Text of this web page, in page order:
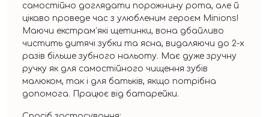
самостійно доглядати порожнину рота, але й
цікаво проведе час з улюбленим героєм Minions!
Маючи екстрам’які щетинки, вона дбайливо
чистить дитячі зубки та ясна, видаляючи до 2-х
разів більше зубного нальоту. Має дуже зручну
ручку як для самостійного чищення зубів
малюком, так і для батьків, якщо потрібна
допомога. Працює від батарейки.